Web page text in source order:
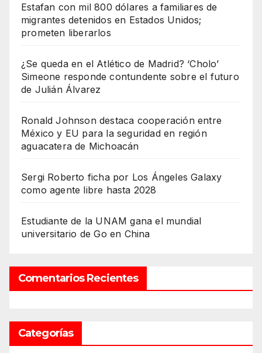
Estafan con mil 800 dólares a familiares de
migrantes detenidos en Estados Unidos;
prometen liberarlos
¿Se queda en el Atlético de Madrid? ‘Cholo’
Simeone responde contundente sobre el futuro
de Julián Álvarez
Ronald Johnson destaca cooperación entre
México y EU para la seguridad en región
aguacatera de Michoacán
Sergi Roberto ficha por Los Ángeles Galaxy
como agente libre hasta 2028
Estudiante de la UNAM gana el mundial
universitario de Go en China
Comentarios Recientes
Categorías